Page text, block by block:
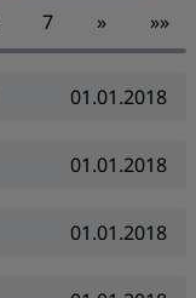
7 » »»
01.01.2018
01.01.2018
01.01.2018